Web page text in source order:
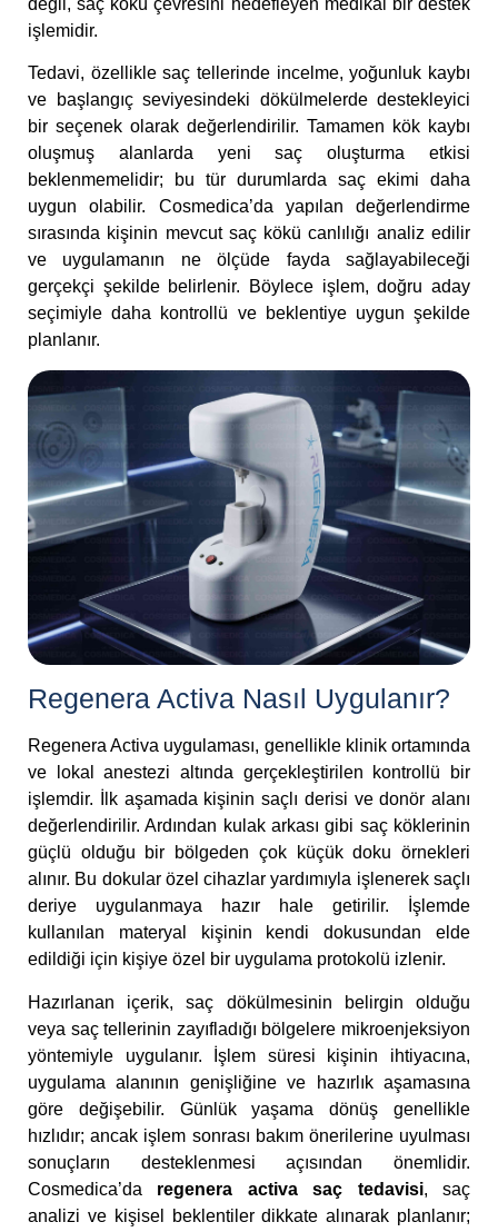
değil, saç kökü çevresini hedefleyen medikal bir destek
işlemidir.
Tedavi, özellikle saç tellerinde incelme, yoğunluk kaybı
ve başlangıç seviyesindeki dökülmelerde destekleyici
bir seçenek olarak değerlendirilir. Tamamen kök kaybı
oluşmuş alanlarda yeni saç oluşturma etkisi
beklenmemelidir; bu tür durumlarda saç ekimi daha
uygun olabilir. Cosmedica’da yapılan değerlendirme
sırasında kişinin mevcut saç kökü canlılığı analiz edilir
ve uygulamanın ne ölçüde fayda sağlayabileceği
gerçekçi şekilde belirlenir. Böylece işlem, doğru aday
seçimiyle daha kontrollü ve beklentiye uygun şekilde
planlanır.
Regenera Activa Nasıl Uygulanır?
Regenera Activa uygulaması, genellikle klinik ortamında
ve lokal anestezi altında gerçekleştirilen kontrollü bir
işlemdir. İlk aşamada kişinin saçlı derisi ve donör alanı
değerlendirilir. Ardından kulak arkası gibi saç köklerinin
güçlü olduğu bir bölgeden çok küçük doku örnekleri
alınır. Bu dokular özel cihazlar yardımıyla işlenerek saçlı
deriye uygulanmaya hazır hale getirilir. İşlemde
kullanılan materyal kişinin kendi dokusundan elde
edildiği için kişiye özel bir uygulama protokolü izlenir.
Hazırlanan içerik, saç dökülmesinin belirgin olduğu
veya saç tellerinin zayıfladığı bölgelere mikroenjeksiyon
yöntemiyle uygulanır. İşlem süresi kişinin ihtiyacına,
uygulama alanının genişliğine ve hazırlık aşamasına
göre değişebilir. Günlük yaşama dönüş genellikle
hızlıdır; ancak işlem sonrası bakım önerilerine uyulması
sonuçların desteklenmesi açısından önemlidir.
Cosmedica’da regenera activa saç tedavisi, saç
analizi ve kişisel beklentiler dikkate alınarak planlanır;